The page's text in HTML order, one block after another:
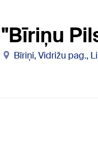
"Bīriņu
Bīriņi, Vidrižu pag.,